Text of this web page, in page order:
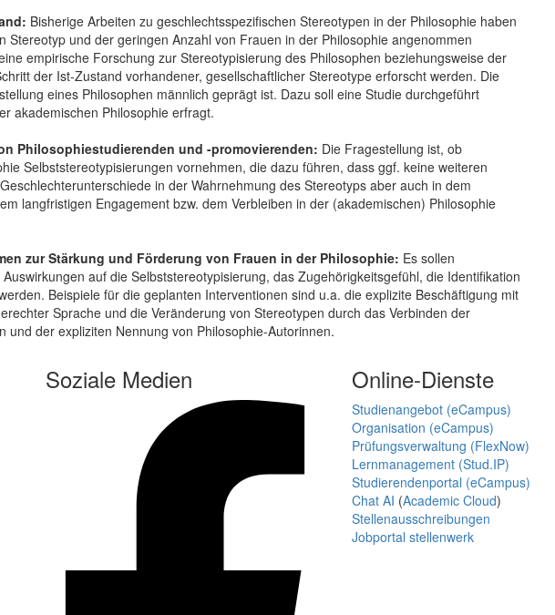
Bisherige Arbeiten zu geschlechtsspezifischen Stereotypen in der Philosophie haben
und der geringen Anzahl von Frauen in der Philosophie angenommen
empirische Forschung zur Stereotypisierung des Philosophen beziehungsweise der
der Ist-Zustand vorhandener, gesellschaftlicher Stereotype erforscht werden. Die
eines Philosophen männlich geprägt ist. Dazu soll eine Studie durchgeführt
akademischen Philosophie erfragt.
Philosophiestudierenden und -promovierenden: Die Fragestellung ist, ob
Selbststereotypisierungen vornehmen, die dazu führen, dass ggf. keine weiteren
in der Wahrnehmung des Stereotyps aber auch in dem
langfristigen Engagement bzw. dem Verbleiben in der (akademischen) Philosophie
zur Stärkung und Förderung von Frauen in der Philosophie: Es sollen
auf die Selbststereotypisierung, das Zugehörigkeitsgefühl, die Identifikation
Beispiele für die geplanten Interventionen sind u.a. die explizite Beschäftigung mit
Sprache und die Veränderung von Stereotypen durch das Verbinden der
und der expliziten Nennung von Philosophie-Autorinnen.
Soziale Medien Online-Dienste
Studienangebot (eCampus)
Organisation (eCampus)
Prüfungsverwaltung (FlexNow)
Lernmanagement (Stud.IP)
Studierendenportal (eCampus)
Chat AI (Academic Cloud)
Stellenausschreibungen
Jobportal stellenwerk